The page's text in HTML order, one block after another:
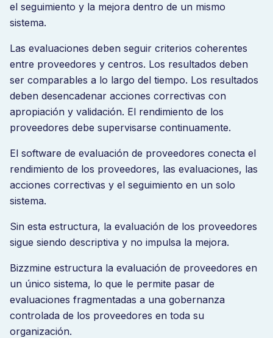
el seguimiento y la mejora dentro de un mismo
sistema.
Las evaluaciones deben seguir criterios coherentes
entre proveedores y centros. Los resultados deben
ser comparables a lo largo del tiempo. Los resultados
deben desencadenar acciones correctivas con
apropiación y validación. El rendimiento de los
proveedores debe supervisarse continuamente.
El software de evaluación de proveedores conecta el
rendimiento de los proveedores, las evaluaciones, las
acciones correctivas y el seguimiento en un solo
sistema.
Sin esta estructura, la evaluación de los proveedores
sigue siendo descriptiva y no impulsa la mejora.
Bizzmine estructura la evaluación de proveedores en
un único sistema, lo que le permite pasar de
evaluaciones fragmentadas a una gobernanza
controlada de los proveedores en toda su
organización.